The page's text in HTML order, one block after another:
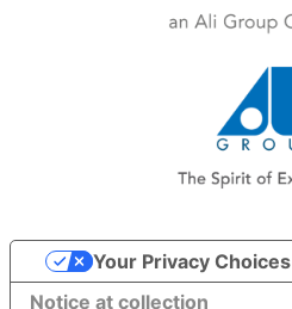
Notice at collection
Your Privacy Choices